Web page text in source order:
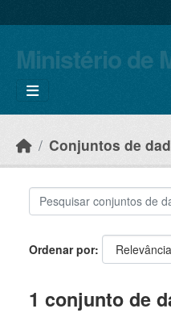
Ministério de
Conjuntos de
Ordenar por
1 conjunto de